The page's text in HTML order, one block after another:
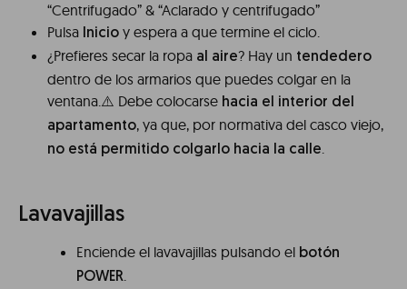
“Centrifugado” & “Aclarado y centrifugado”
Pulsa Inicio y espera a que termine el ciclo.
¿Prefieres secar la ropa al aire? Hay un tendedero
dentro de los armarios que puedes colgar en la
ventana.⚠️ Debe colocarse hacia el interior del
apartamento, ya que, por normativa del casco viejo,
no está permitido colgarlo hacia la calle.
Lavavajillas
Enciende el lavavajillas pulsando el botón
POWER.